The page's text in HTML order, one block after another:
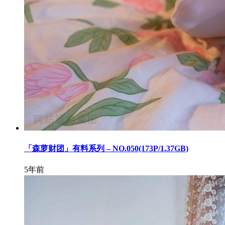
「森萝财团」有料系列 – NO.050(173P/1.37GB)
5年前